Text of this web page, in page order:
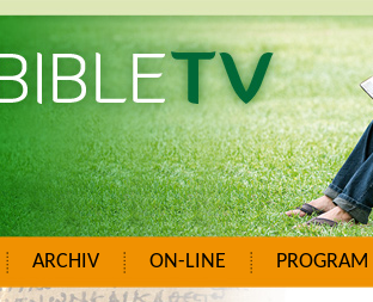
ARCHIV ON-LINE PROGRAM